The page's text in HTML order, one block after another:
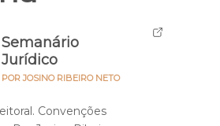
Semanário
Jurídico
POR JOSINO RIBEIRO NETO
Convenções